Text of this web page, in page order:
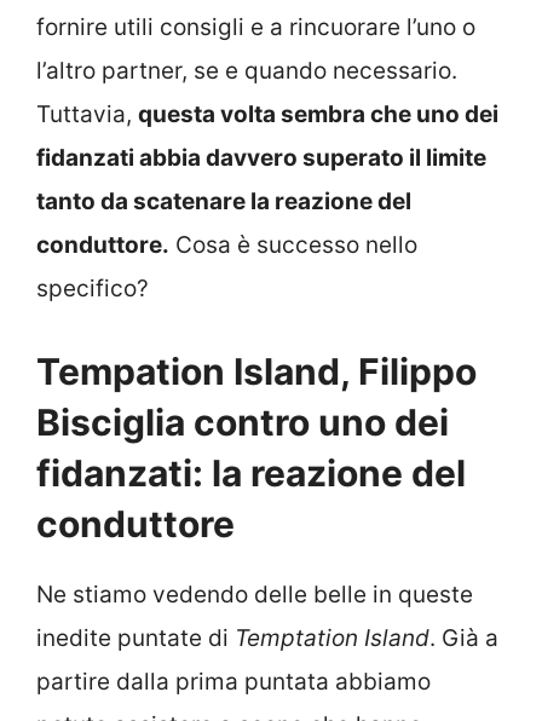
fornire utili consigli e a rincuorare l’uno o
l’altro partner, se e quando necessario.
Tuttavia, questa volta sembra che uno dei
fidanzati abbia davvero superato il limite
tanto da scatenare la reazione del
conduttore. Cosa è successo nello
specifico?
Tempation Island, Filippo
Bisciglia contro uno dei
fidanzati: la reazione del
conduttore
Ne stiamo vedendo delle belle in queste
inedite puntate di Temptation Island. Già a
partire dalla prima puntata abbiamo